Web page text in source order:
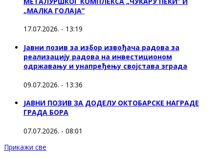
„МАЛКА ГОЛАЈА”
17.07.2026. - 13:19
Јавни позив за избор извођача радова за
реализацију радова на инвестиционом
одржавању и унапређењу својстава зграда
09.07.2026. - 13:36
ЈАВНИ ПОЗИВ ЗА ДОДЕЛУ ОКТOБАРСКЕ НАГРАДЕ
ГРАДА БОРА
07.07.2026. - 08:01
Прикажи све